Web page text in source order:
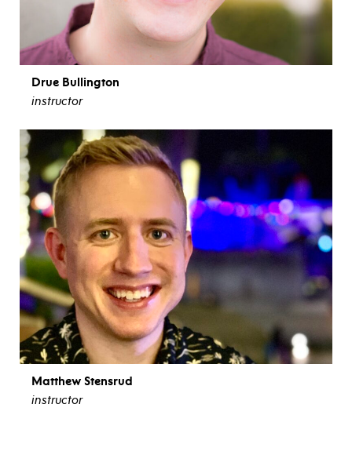
Drue Bullington
instructor
Matthew Stensrud
instructor